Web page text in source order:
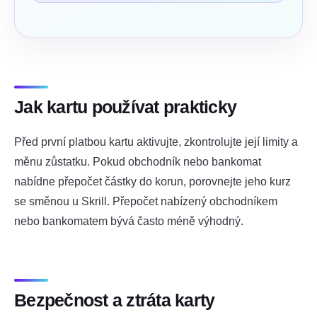
Jak kartu používat prakticky
Před první platbou kartu aktivujte, zkontrolujte její limity a
měnu zůstatku. Pokud obchodník nebo bankomat
nabídne přepočet částky do korun, porovnejte jeho kurz
se směnou u Skrill. Přepočet nabízený obchodníkem
nebo bankomatem bývá často méně výhodný.
Bezpečnost a ztráta karty